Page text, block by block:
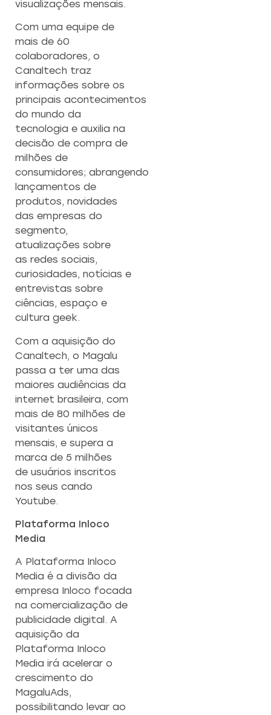
visualizações mensais.
Com uma equipe de
mais de 60
colaboradores, o
Canaltech traz
informações sobre os
principais acontecimentos
do mundo da
tecnologia e auxilia na
decisão de compra de
milhões de
consumidores; abrangendo
lançamentos de
produtos, novidades
das empresas do
segmento,
atualizações sobre
as redes sociais,
curiosidades, notícias e
entrevistas sobre
ciências, espaço e
cultura geek.
Com a aquisição do
Canaltech, o Magalu
passa a ter uma das
maiores audiências da
internet brasileira, com
mais de 80 milhões de
visitantes únicos
mensais, e supera a
marca de 5 milhões
de usuários inscritos
nos seus cando
Youtube.
Plataforma Inloco
Media
A Plataforma Inloco
Media é a divisão da
empresa Inloco focada
na comercialização de
publicidade digital. A
aquisição da
Plataforma Inloco
Media irá acelerar o
crescimento do
MagaluAds,
possibilitando levar ao